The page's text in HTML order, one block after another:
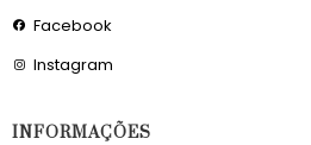
Facebook
Instagram
INFORMAÇÕES